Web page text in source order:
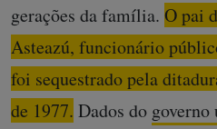
gerações da família. O pai
Asteazú, funcionário
foi sequestrado pela
de 1977. Dados do